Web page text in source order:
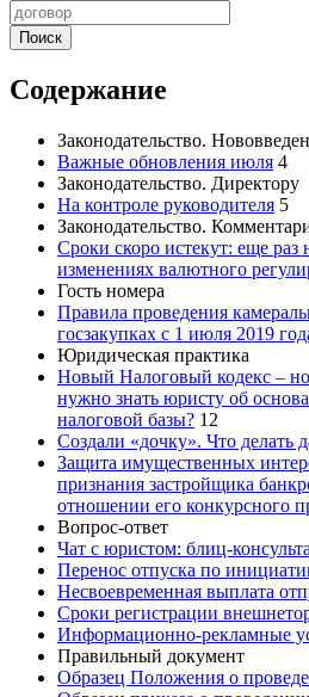
Содержание
Законодательство.
Важные обновления июля 4
Законодательство. Директору
На контроле руководителя 5
Законодательство.
Сроки скоро истекут: еще
изменениях валютного
Гость номера
Правила проведения
госзакупках с 1 июля 2019
Юридическая практика
Новый Налоговый кодекс –
нужно знать юристу об
налоговой базы? 12
Создали «дочку». Что делать
Защита имущественных
признания застройщика
отношении его конкурсного
Вопрос-ответ
Чат с юристом: блиц-
Перенос отпуска по
Несвоевременная выплата
Сроки регистрации
Информационно-рекламные
Правильный документ
Образец Положения о